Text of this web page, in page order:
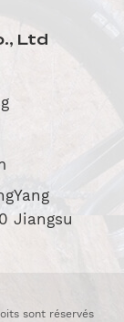
Ltd
Jiangsu
sont réservés